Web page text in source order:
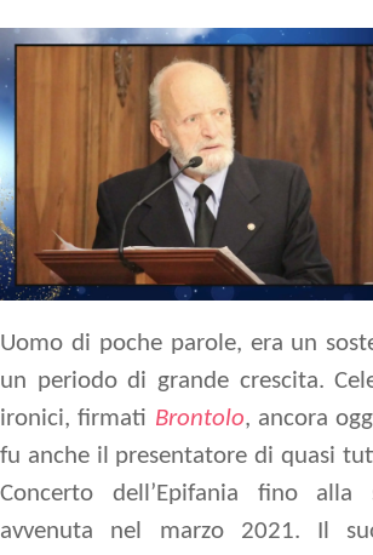
Uomo di poche parole, era un
un periodo di grande crescita.
ironici, firmati Brontolo, ancora
fu anche il presentatore di quasi
Concerto dell’Epifania fino alla
avvenuta nel marzo 2021. Il